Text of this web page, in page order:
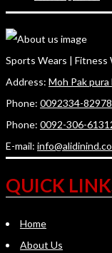
Sports Wears | Fitness
Address: Moh Pak
Phone: 0092334-
Phone: 0092-306-
E-mail:
QUICK
Home
About Us